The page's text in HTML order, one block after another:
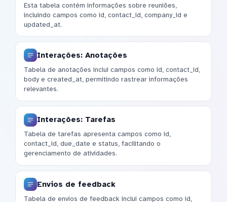
Esta tabela contém informações sobre reuniões,
incluindo campos como id, contact_id, company_id e
updated_at.
Interações: Anotações
Tabela de anotações inclui campos como id, contact_id,
body e created_at, permitindo rastrear informações
relevantes.
Interações: Tarefas
Tabela de tarefas apresenta campos como id,
contact_id, due_date e status, facilitando o
gerenciamento de atividades.
Envios de feedback
Tabela de envios de feedback inclui campos como id,